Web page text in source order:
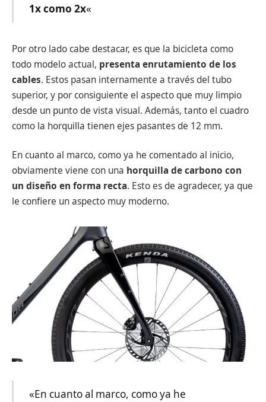
1x como 2x«
Por otro lado cabe destacar, es que la bicicleta como
todo modelo actual, presenta enrutamiento de los
cables. Estos pasan internamente a través del tubo
superior, y por consiguiente el aspecto que muy limpio
desde un punto de vista visual. Además, tanto el cuadro
como la horquilla tienen ejes pasantes de 12 mm.
En cuanto al marco, como ya he comentado al inicio,
obviamente viene con una horquilla de carbono con
un diseño en forma recta. Esto es de agradecer, ya que
le confiere un aspecto muy moderno.
«En cuanto al marco, como ya he